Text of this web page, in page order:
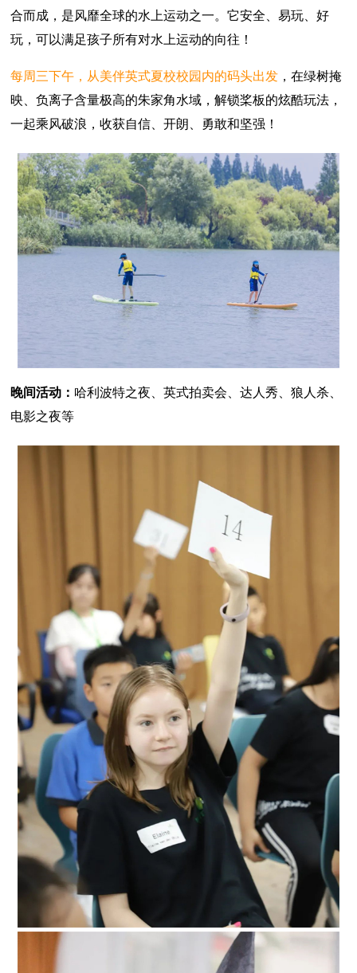
合而成，是风靡全球的水上运动之一。它安全、易玩、好
玩，可以满足孩子所有对水上运动的向往！
每周三下午，从美伴英式夏校校园内的码头出发 ，在绿树掩
映、负离子含量极高的朱家角水域，解锁桨板的炫酷玩法，
一起乘风破浪，收获自信、开朗、勇敢和坚强！
晚间活动： 哈利波特之夜、英式拍卖会、达人秀、狼人杀、
电影之夜等